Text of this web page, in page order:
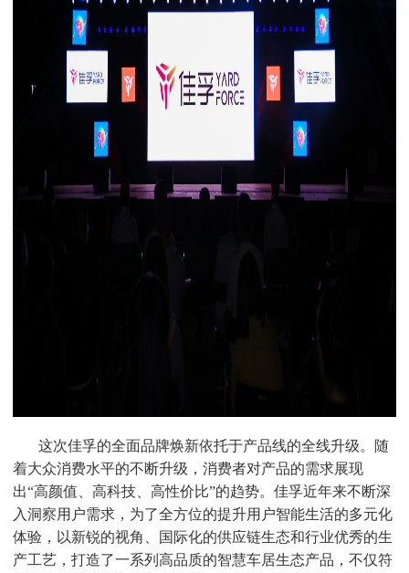
这次佳孚的全面品牌焕新依托于产品线的全线升级。随
着大众消费水平的不断升级，消费者对产品的需求展现
出“高颜值、高科技、高性价比”的趋势。佳孚近年来不断深
入洞察用户需求，为了全方位的提升用户智能生活的多元化
体验，以新锐的视角、国际化的供应链生态和行业优秀的生
产工艺，打造了一系列高品质的智慧车居生态产品，不仅符